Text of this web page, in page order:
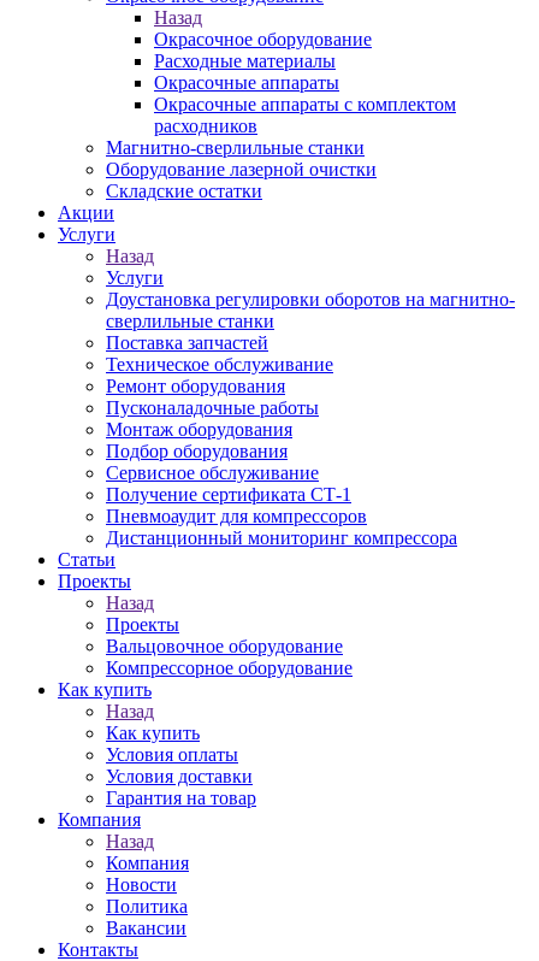
Назад
Окрасочное оборудование
Расходные материалы
Окрасочные аппараты
Окрасочные аппараты с комплектом
расходников
Магнитно-сверлильные станки
Оборудование лазерной очистки
Складские остатки
Акции
Услуги
Назад
Услуги
Доустановка регулировки оборотов на магнитно-
сверлильные станки
Поставка запчастей
Техническое обслуживание
Ремонт оборудования
Пусконаладочные работы
Монтаж оборудования
Подбор оборудования
Сервисное обслуживание
Получение сертификата СТ-1
Пневмоаудит для компрессоров
Дистанционный мониторинг компрессора
Статьи
Проекты
Назад
Проекты
Вальцовочное оборудование
Компрессорное оборудование
Как купить
Назад
Как купить
Условия оплаты
Условия доставки
Гарантия на товар
Компания
Назад
Компания
Новости
Политика
Вакансии
Контакты